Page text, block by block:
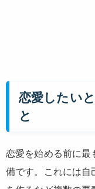
恋愛したい
と
恋愛を始める前に最
備です。これには自